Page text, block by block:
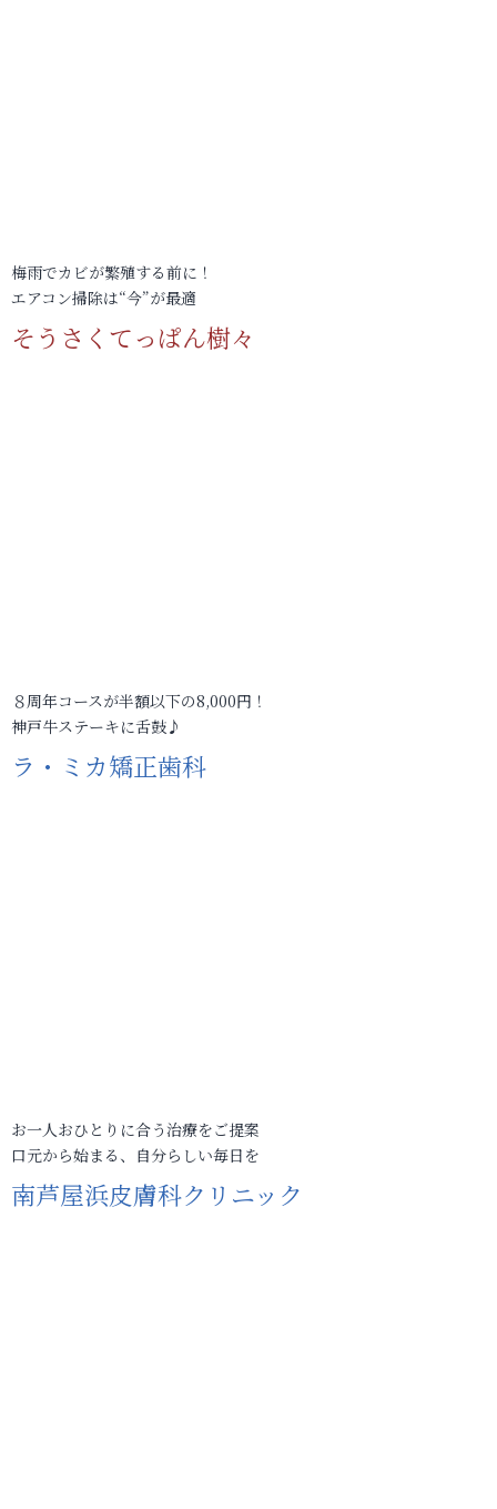
梅雨でカビが繁殖する前に！
エアコン掃除は“今”が最適
そうさくてっぱん樹々
８周年コースが半額以下の8,000円！
神戸牛ステーキに舌鼓♪
ラ・ミカ矯正歯科
お一人おひとりに合う治療をご提案
口元から始まる、自分らしい毎日を
南芦屋浜皮膚科クリニック